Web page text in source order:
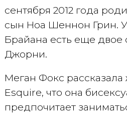
сентября 2012 года
сын Ноа Шеннон Грин.
Брайана есть еще
Джорни.
Меган Фокс
Esquire, что она
предпочитает